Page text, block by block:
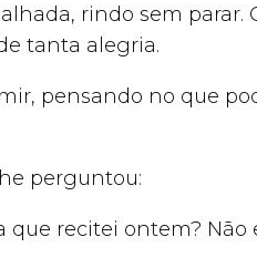
rindo sem parar.
tanta alegria.
pensando no que
perguntou:
que recitei ontem?